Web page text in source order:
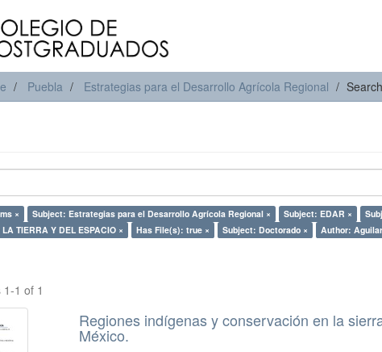
Puebla Estrategias para el Desarrollo Agrícola Regional Search
× Subject: Estrategias para el Desarrollo Agrícola Regional × Subject: EDAR ×
TIERRA Y DEL ESPACIO ×
Has File(s): true × Subject: Doctorado × Author:
1 of 1
Regiones indígenas y conservación en la
México.